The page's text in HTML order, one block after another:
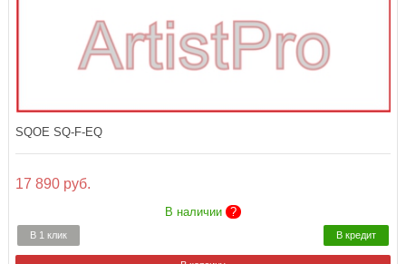
SQOE SQ-F-EQ
17 890 руб.
В наличии ?
В 1 клик В кредит